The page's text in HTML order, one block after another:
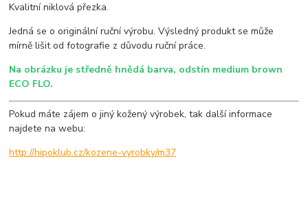
Kvalitní niklová přezka.
Jedná se o originální ruční výrobu. Výsledný produkt se může
mírně lišit od fotografie z důvodu ruční práce.
Na obrázku je středně hnědá barva, odstín medium brown
ECO FLO.
Pokud máte zájem o jiný kožený výrobek, tak další informace
najdete na webu:
http://hipoklub.cz/kozene-vyrobky/m37